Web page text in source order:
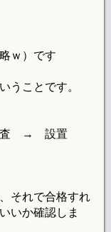
ｗ）です
うことです。
査 → 設置
それで合格すれ
いか確認しま